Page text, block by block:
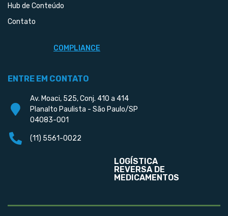
Hub de Conteúdo
Contato
COMPLIANCE
ENTRE EM CONTATO
Av. Moaci, 525, Conj. 410 a 414
Planalto Paulista - São Paulo/SP
04083-001
(11) 5561-0022
LOGÍSTICA
REVERSA DE
MEDICAMENTOS